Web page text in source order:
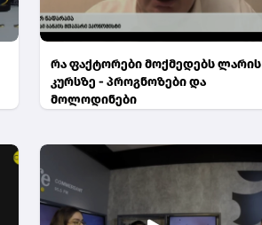
რა ფაქტორები მოქმედებს ლარის
კურსზე - პროგნოზები და
მოლოდინები